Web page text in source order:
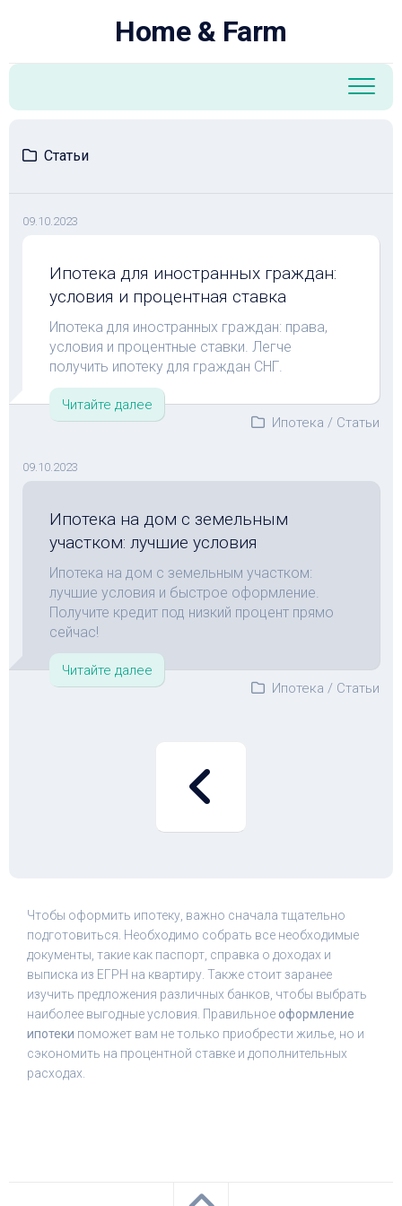
Home & Farm
Статьи
09.10.2023
Ипотека для иностранных граждан:
условия и процентная ставка
Ипотека для иностранных граждан: права,
условия и процентные ставки. Легче
получить ипотеку для граждан СНГ.
Читайте далее
Ипотека / Статьи
09.10.2023
Ипотека на дом с земельным
участком: лучшие условия
Ипотека на дом с земельным участком:
лучшие условия и быстрое оформление.
Получите кредит под низкий процент прямо
сейчас!
Читайте далее
Ипотека / Статьи
Чтобы оформить ипотеку, важно сначала тщательно
подготовиться. Необходимо собрать все необходимые
документы, такие как паспорт, справка о доходах и
выписка из ЕГРН на квартиру. Также стоит заранее
изучить предложения различных банков, чтобы выбрать
наиболее выгодные условия. Правильное оформление
ипотеки поможет вам не только приобрести жилье, но и
сэкономить на процентной ставке и дополнительных
расходах.